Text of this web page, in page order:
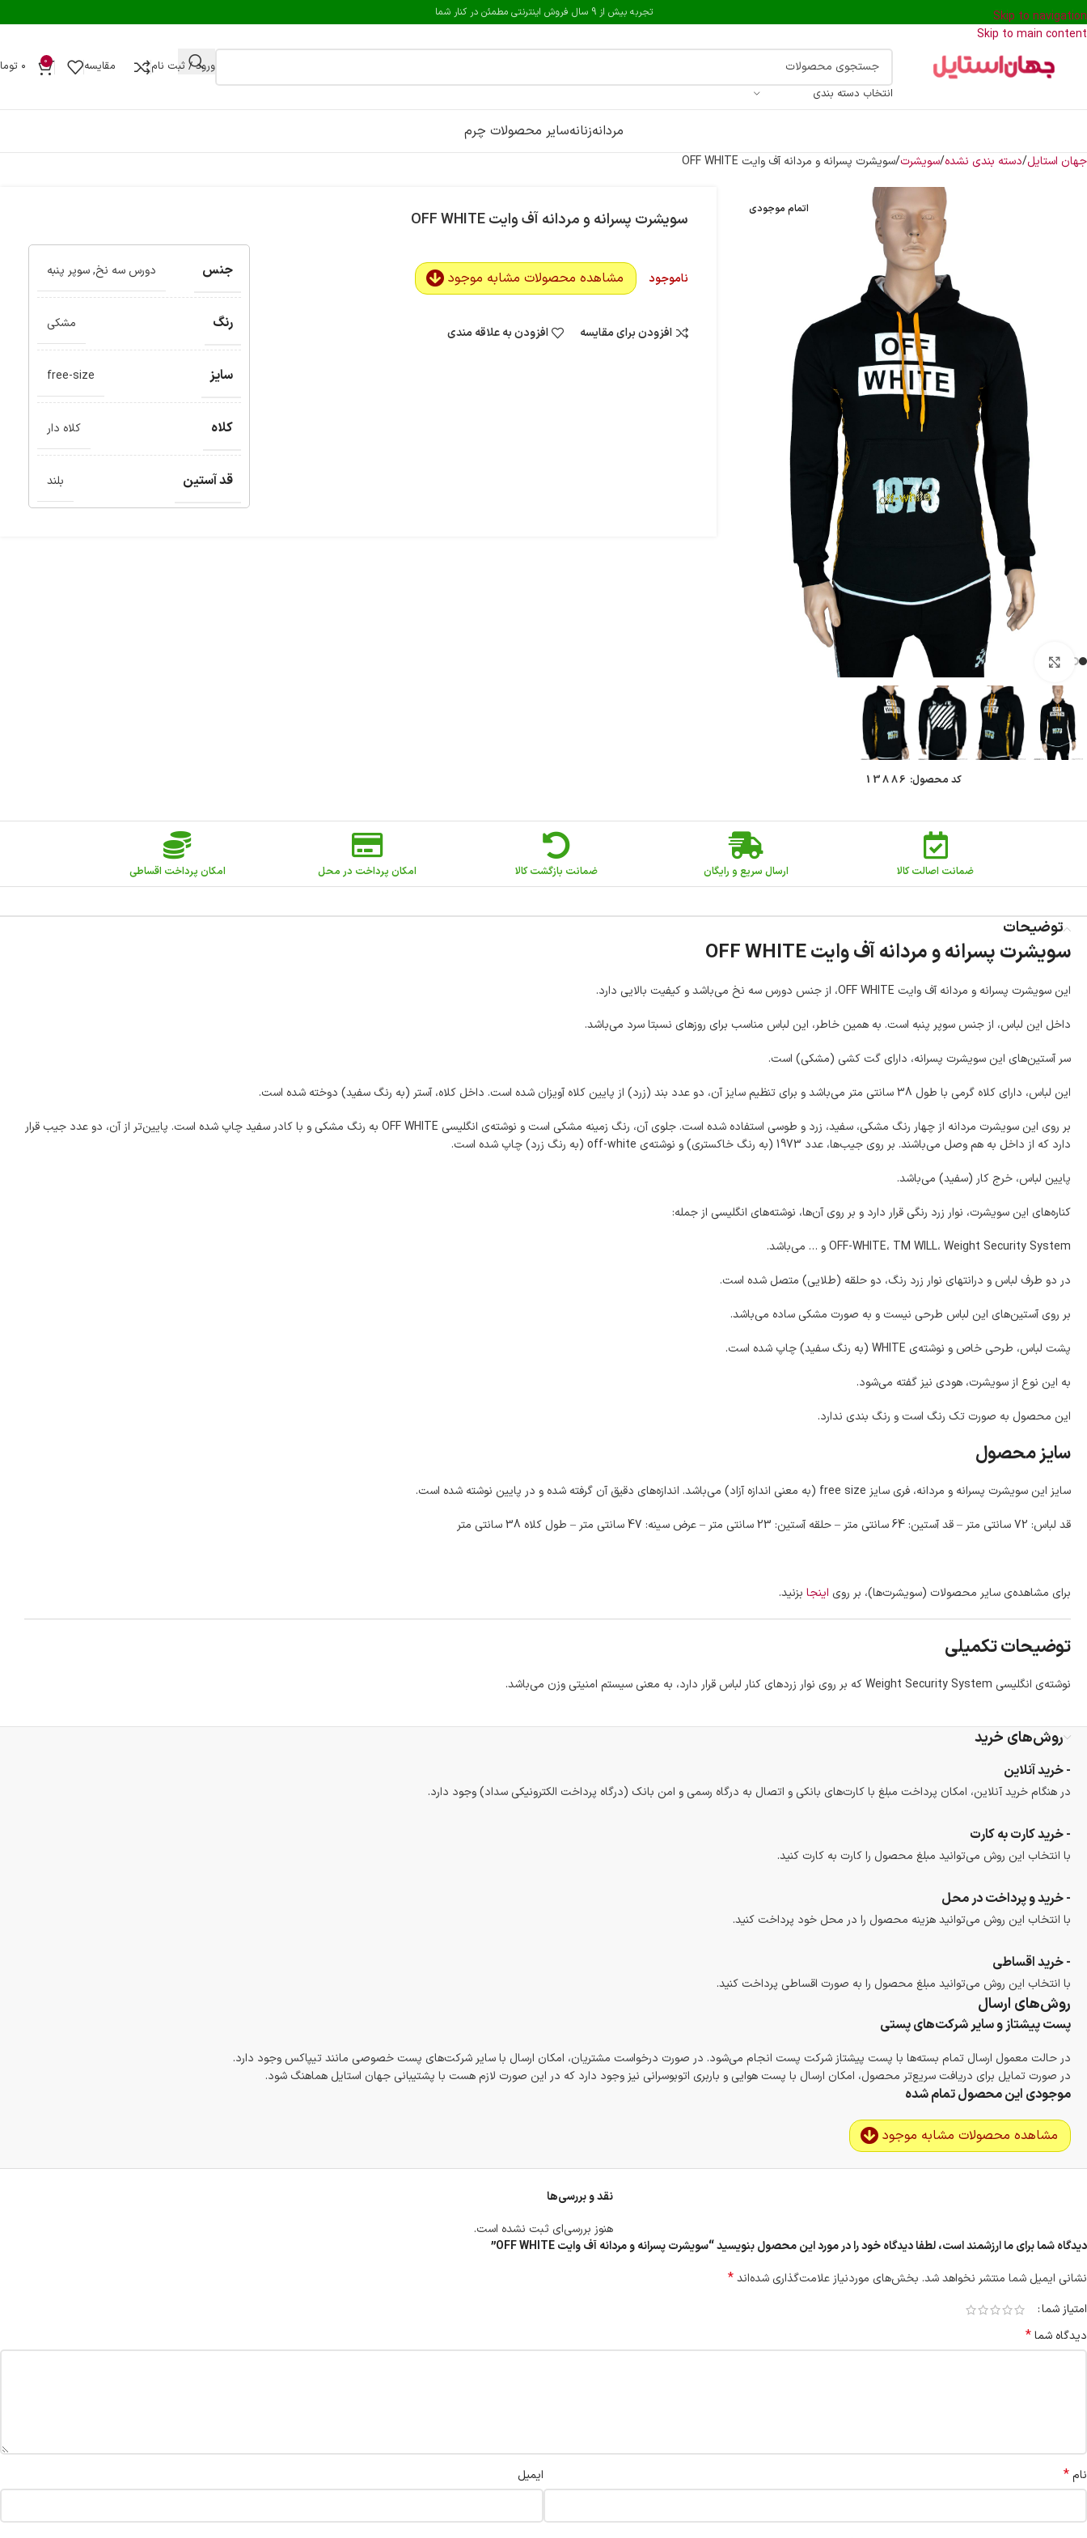
Skip to navigation
Skip to main content
تجربه بیش از 9 سال فروش اینترنتی مطمئن در کنار شما
انتخاب دسته بندی
ورود / ثبت نام مقایسه 0 ۰
مردانهزنانهسایر محصولات چرم
جهان استایل دسته بندی نشده سویشرت سویشرت پسرانه و مردانه آف وایت OFF WHITE
اتمام موجودی
بزرگنمایی تصویر
کد محصول: 13886
سویشرت پسرانه و مردانه آف وایت OFF WHITE
جنس دورس سه نخ,سوپر پنبه
رنگ مشکی
سایز free-size
کلاه کلاه دار
قد آستین بلند
ناموجود مشاهده محصولات مشابه موجود
افزودن برای مقایسه افزودن به علاقه مندی
ضمانت اصالت کالا ارسال سریع و رایگان ضمانت بازگشت کالا امکان پرداخت در محل امکان پرداخت اقساطی
توضیحات
سویشرت پسرانه و مردانه آف وایت OFF WHITE
این سویشرت پسرانه و مردانه آف وایت OFF WHITE، از جنس دورس سه نخ می‌باشد و کیفیت بالایی دارد.
داخل این لباس، از جنس سوپر پنبه است. به همین خاطر، این لباس مناسب برای روزهای نسبتا سرد می‌باشد.
سر آستین‌های این سویشرت پسرانه، دارای گت کشی (مشکی) است.
این لباس، دارای کلاه گرمی با طول 38 سانتی متر می‌باشد و برای تنظیم سایز آن، دو عدد بند (زرد) از پایین کلاه آویزان شده است. داخل کلاه، آستر (به رنگ سفید) دوخته شده است.
بر روی این سویشرت مردانه از چهار رنگ مشکی، سفید، زرد و طوسی استفاده شده است. جلوی آن، رنگ زمینه مشکی است و نوشته‌ی انگلیسی OFF WHITE به رنگ مشکی و با کادر سفید چاپ شده است. پایین‌تر از آن، دو عدد جیب قرار
دارد که از داخل به هم وصل می‌باشند. بر روی جیب‌ها، عدد 1973 (به رنگ خاکستری) و نوشته‌ی off-white (به رنگ زرد) چاپ شده است.
پایین لباس، خرج کار (سفید) می‌باشد.
کناره‌های این سویشرت، نوار زرد رنگی قرار دارد و بر روی آن‌ها، نوشته‌های انگلیسی از جمله:
OFF-WHITE، TM WILL، Weight Security System و … می‌باشد.
در دو طرف لباس و درانتهای نوار زرد رنگ، دو حلقه‌ (طلایی) متصل شده است.
بر روی آستین‌های این لباس طرحی نیست و به صورت مشکی ساده می‌باشد.
پشت لباس، طرحی خاص و نوشته‌ی WHITE (به رنگ سفید) چاپ شده است.
به این نوع از سویشرت، هودی نیز گفته می‌شود.
این محصول به صورت تک رنگ است و رنگ بندی ندارد.
سایز محصول
سایز این سویشرت پسرانه و مردانه، فری سایز free size (به معنی اندازه آزاد) می‌باشد. اندازه‌های دقیق آن گرفته شده و در پایین نوشته شده است.
قد لباس: 72 سانتی متر – قد آستین: 64 سانتی متر – حلقه آستین: 23 سانتی متر – عرض سینه: 47 سانتی متر – طول کلاه 38 سانتی متر
برای مشاهده‌ی سایر محصولات (سویشرت‌ها)، بر روی اینجا بزنید.
توضیحات تکمیلی
نوشته‌ی انگلیسی Weight Security System که بر روی نوار زردهای کنار لباس قرار دارد، به معنی سیستم امنیتی وزن می‌باشد.
روش‌های خرید
- خرید آنلاین
در هنگام خرید آنلاین، امکان پرداخت مبلغ با کارت‌های بانکی و اتصال به درگاه رسمی و امن بانک (درگاه پرداخت الکترونیکی سداد) وجود دارد.
- خرید کارت به کارت
با انتخاب این روش می‌توانید مبلغ محصول را کارت به کارت کنید.
- خرید و پرداخت در محل
با انتخاب این روش می‌توانید هزینه محصول را در محل خود پرداخت کنید.
- خرید اقساطی
با انتخاب این روش می‌توانید مبلغ محصول را به صورت اقساطی پرداخت کنید.
روش‌های ارسال
پست پیشتاز و سایر شرکت‌های پستی
در حالت معمول ارسال تمام بسته‌ها با پست پیشتاز شرکت پست انجام می‌شود. در صورت درخواست مشتریان، امکان ارسال با سایر شرکت‌های پست خصوصی مانند تیپاکس وجود دارد.
در صورت تمایل برای دریافت سریع‌تر محصول، امکان ارسال با پست هوایی و باربری اتوبوسرانی نیز وجود دارد که در این صورت لازم هست با پشتیبانی جهان استایل هماهنگ شود.
موجودی این محصول تمام شده
مشاهده محصولات مشابه موجود
نقد و بررسی‌ها
هنوز بررسی‌ای ثبت نشده است.
دیدگاه شما برای ما ارزشمند است، لطفا دیدگاه خود را در مورد این محصول بنویسید “سویشرت پسرانه و مردانه آف وایت OFF WHITE”
نشانی ایمیل شما منتشر نخواهد شد. بخش‌های موردنیاز علامت‌گذاری شده‌اند*
امتیاز شما
دیدگاه شما*
نام* ایمیل